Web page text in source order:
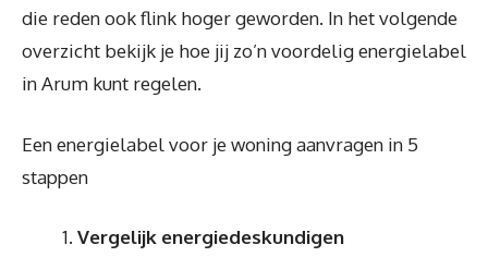
die reden ook flink hoger geworden. In het volgende
overzicht bekijk je hoe jij zo’n voordelig energielabel
in Arum kunt regelen.
Een energielabel voor je woning aanvragen in 5
stappen
Vergelijk energiedeskundigen